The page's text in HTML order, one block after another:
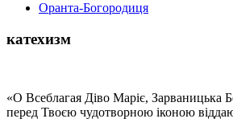
Оранта-Богородиця
катехизм
«О Всеблагая Діво Маріє, Зарваницька
перед Твоєю чудотворною іконою